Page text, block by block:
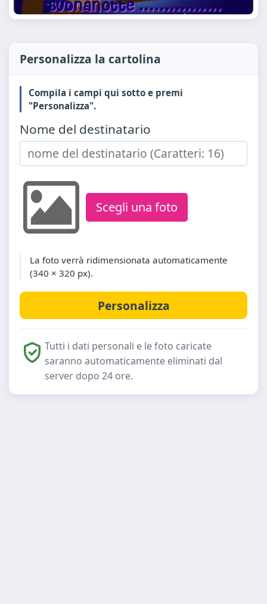
Personalizza la cartolina
Compila i campi qui sotto e premi
"Personalizza".
Nome del destinatario
Scegli una foto
La foto verrà ridimensionata automaticamente
(340 × 320 px).
Tutti i dati personali e le foto caricate
saranno automaticamente eliminati dal
server dopo 24 ore.